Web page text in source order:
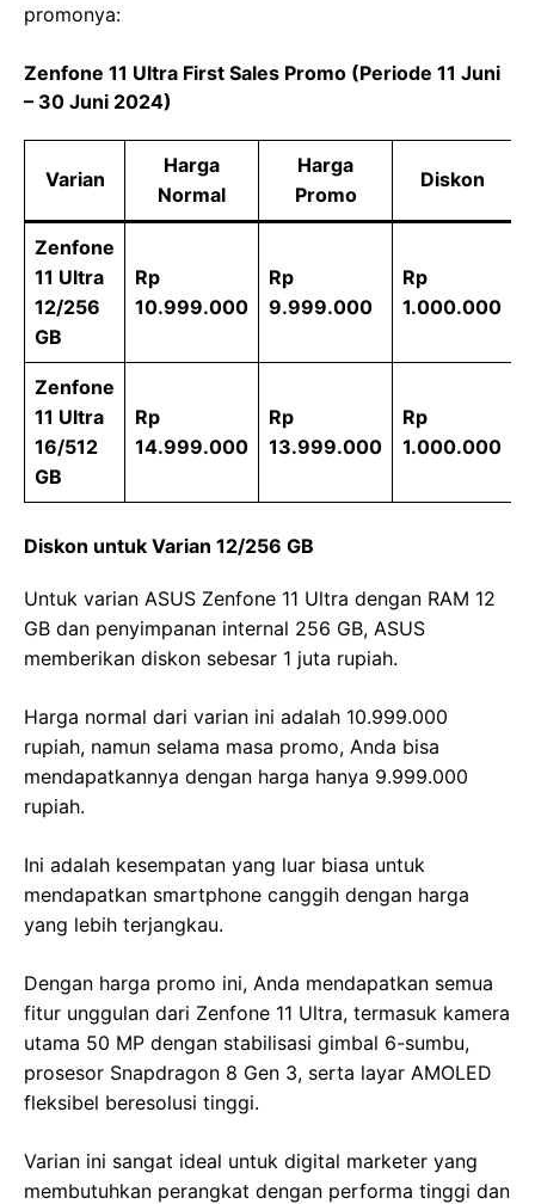
promonya:
Zenfone 11 Ultra First Sales Promo (Periode 11 Juni
– 30 Juni 2024)
Varian
Harga
Normal
Harga
Promo
Diskon
Zenfone
11 Ultra
12/256
GB
Rp
10.999.000
Rp
9.999.000
Rp
1.000.000
Zenfone
11 Ultra
16/512
GB
Rp
14.999.000
Rp
13.999.000
Rp
1.000.000
Diskon untuk Varian 12/256 GB
Untuk varian ASUS Zenfone 11 Ultra dengan RAM 12
GB dan penyimpanan internal 256 GB, ASUS
memberikan diskon sebesar 1 juta rupiah.
Harga normal dari varian ini adalah 10.999.000
rupiah, namun selama masa promo, Anda bisa
mendapatkannya dengan harga hanya 9.999.000
rupiah.
Ini adalah kesempatan yang luar biasa untuk
mendapatkan smartphone canggih dengan harga
yang lebih terjangkau.
Dengan harga promo ini, Anda mendapatkan semua
fitur unggulan dari Zenfone 11 Ultra, termasuk kamera
utama 50 MP dengan stabilisasi gimbal 6-sumbu,
prosesor Snapdragon 8 Gen 3, serta layar AMOLED
fleksibel beresolusi tinggi.
Varian ini sangat ideal untuk digital marketer yang
membutuhkan perangkat dengan performa tinggi dan